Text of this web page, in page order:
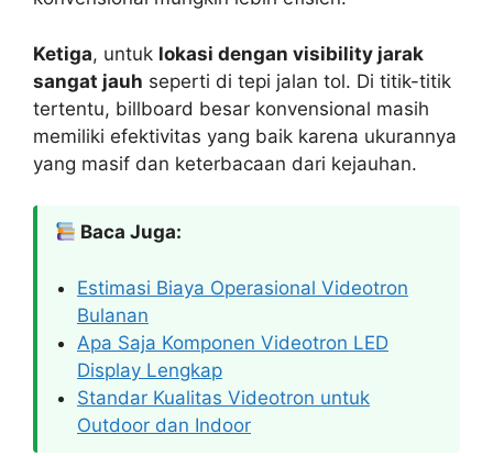
Ketiga, untuk lokasi dengan visibility jarak
sangat jauh seperti di tepi jalan tol. Di titik-titik
tertentu, billboard besar konvensional masih
memiliki efektivitas yang baik karena ukurannya
yang masif dan keterbacaan dari kejauhan.
Baca Juga:
Estimasi Biaya Operasional Videotron
Bulanan
Apa Saja Komponen Videotron LED
Display Lengkap
Standar Kualitas Videotron untuk
Outdoor dan Indoor